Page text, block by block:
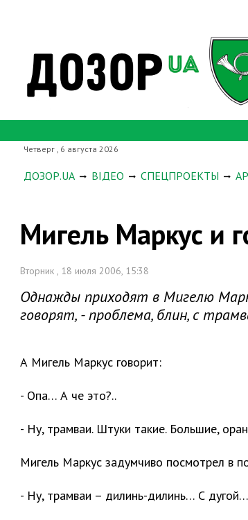
Четверг , 6 августа 2026
ДОЗОР.UA ВІДЕО СПЕЦПРОЕКТЫ
Мигель Маркус и
Вторник , 18 июля 2006, 15:38
Однажды приходят в Мигелю
говорят, - проблема, блин, с
А Мигель Маркус говорит:
- Опа… А че это?..
- Ну, трамваи. Штуки такие. Большие,
Мигель Маркус задумчиво посмотрел в
- Ну, трамваи – дилинь-дилинь… С